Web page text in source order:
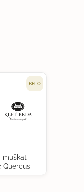
BELO
muškat –
Quercus